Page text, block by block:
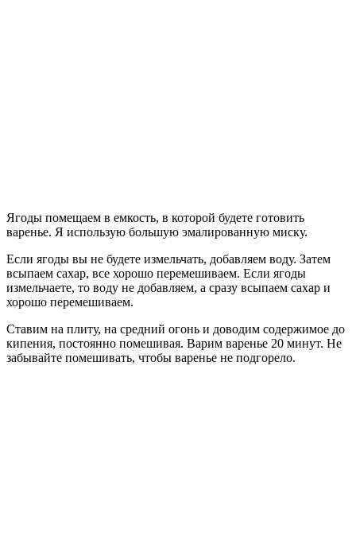
Ягоды помещаем в емкость, в которой будете готовить
варенье. Я использую большую эмалированную миску.
Если ягоды вы не будете измельчать, добавляем воду. Затем
всыпаем сахар, все хорошо перемешиваем. Если ягоды
измельчаете, то воду не добавляем, а сразу всыпаем сахар и
хорошо перемешиваем.
Ставим на плиту, на средний огонь и доводим содержимое до
кипения, постоянно помешивая. Варим варенье 20 минут. Не
забывайте помешивать, чтобы варенье не подгорело.